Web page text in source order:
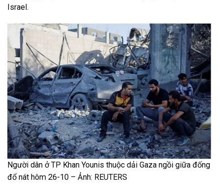
Israel.
Người dân ở TP Khan Younis thuộc dải Gaza ngồi giữa đống
đổ nát hôm 26-10 – Ảnh: REUTERS